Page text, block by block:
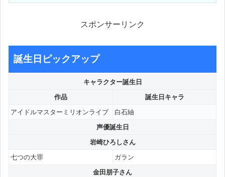
スポンサーリンク
誕生日ピックアップ
キャラクター誕生日
作品
誕生日キャラ
アイドルマスターミリオンライブ
白石紬
声優誕生日
岩崎ひろしさん
七つの大罪
ガラン
金田朋子さん